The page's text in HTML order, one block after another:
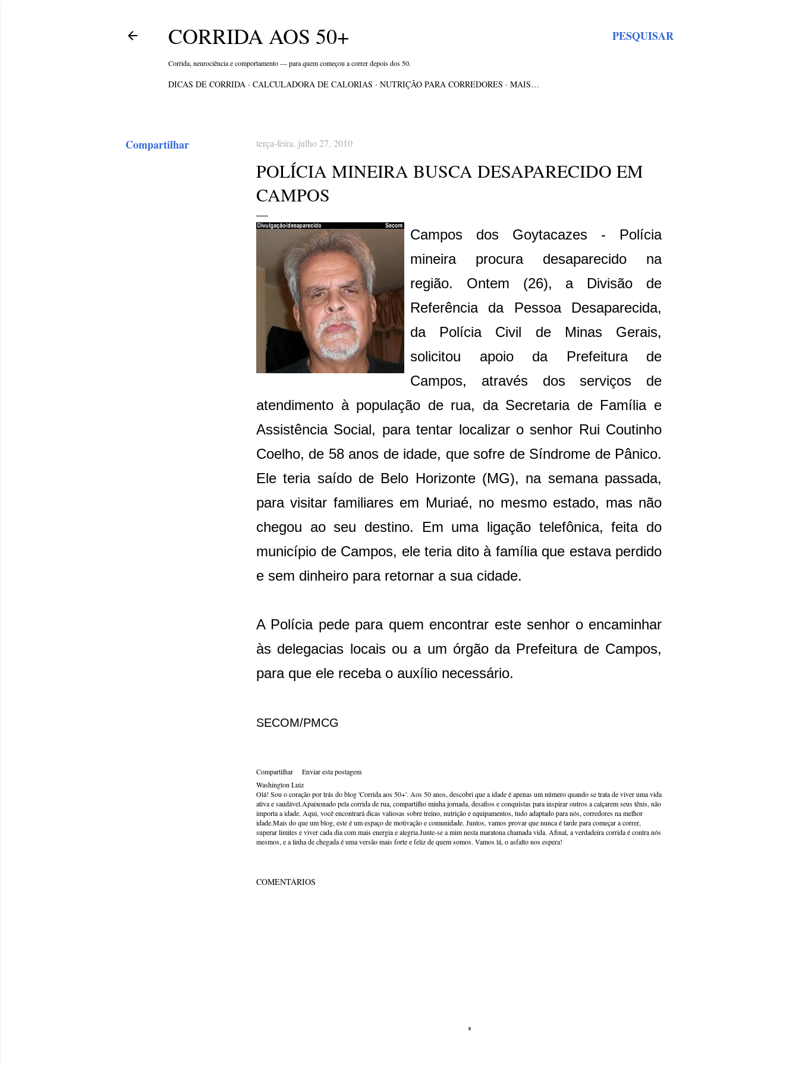
PESQUISAR
CORRIDA AOS 50+
Corrida, neurociência e comportamento — para quem começou a correr depois dos 50.
DICAS DE CORRIDA CALCULADORA DE CALORIAS NUTRIÇÃO PARA CORREDORES MAIS…
Compartilhar terça-feira, julho 27, 2010
POLÍCIA MINEIRA BUSCA DESAPARECIDO EM
CAMPOS
Campos dos Goytacazes - Polícia
mineira procura desaparecido na
região. Ontem (26), a Divisão de
Referência da Pessoa Desaparecida,
da Polícia Civil de Minas Gerais,
solicitou apoio da Prefeitura de
Campos, através dos serviços de
atendimento à população de rua, da Secretaria de Família e
Assistência Social, para tentar localizar o senhor Rui Coutinho
Coelho, de 58 anos de idade, que sofre de Síndrome de Pânico.
Ele teria saído de Belo Horizonte (MG), na semana passada,
para visitar familiares em Muriaé, no mesmo estado, mas não
chegou ao seu destino. Em uma ligação telefônica, feita do
município de Campos, ele teria dito à família que estava perdido
e sem dinheiro para retornar a sua cidade.
A Polícia pede para quem encontrar este senhor o encaminhar
às delegacias locais ou a um órgão da Prefeitura de Campos,
para que ele receba o auxílio necessário.
SECOM/PMCG
Compartilhar
Enviar esta postagem
Washington Luiz
Olá! Sou o coração por trás do blog 'Corrida aos 50+'. Aos 50 anos, descobri que a idade é apenas um número quando se trata de viver uma vida
ativa e saudável.Apaixonado pela corrida de rua, compartilho minha jornada, desafios e conquistas para inspirar outros a calçarem seus tênis, não
importa a idade. Aqui, você encontrará dicas valiosas sobre treino, nutrição e equipamentos, tudo adaptado para nós, corredores na melhor
idade.Mais do que um blog, este é um espaço de motivação e comunidade. Juntos, vamos provar que nunca é tarde para começar a correr,
superar limites e viver cada dia com mais energia e alegria.Junte-se a mim nesta maratona chamada vida. Afinal, a verdadeira corrida é contra nós
mesmos, e a linha de chegada é uma versão mais forte e feliz de quem somos. Vamos lá, o asfalto nos espera!
COMENTÁRIOS